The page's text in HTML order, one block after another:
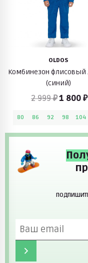
OLDOS
Комбинезон флисовый
(синий)
2 999 ₽1 800 ₽
80 86 92 98 104